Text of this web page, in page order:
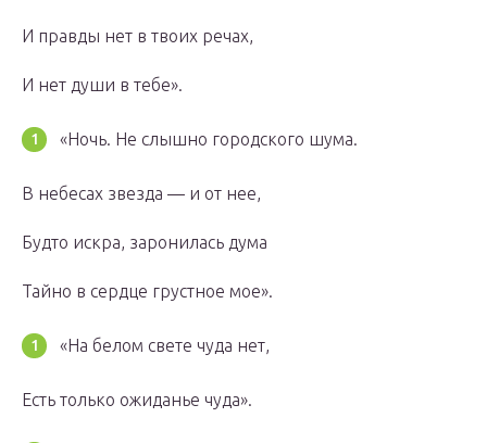
И правды нет в твоих речах,
И нет души в тебе».
«Ночь. Не слышно городского шума.
В небесах звезда — и от нее,
Будто искра, заронилась дума
Тайно в сердце грустное мое».
«На белом свете чуда нет,
Есть только ожиданье чуда».